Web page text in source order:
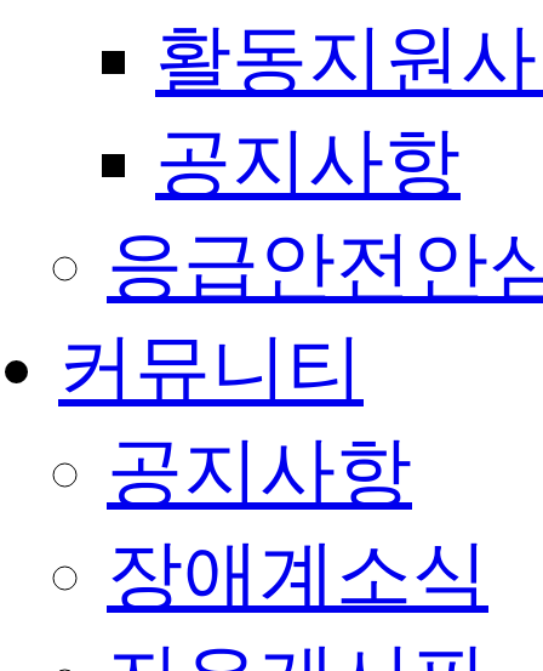
활동지원
공지사항
응급안전안
커뮤니티
공지사항
장애계소식